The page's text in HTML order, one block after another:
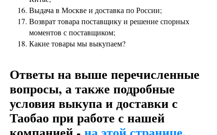
Выдача в Москве и доставка по России;
Возврат товара поставщику и решение спорных
моментов с поставщиком;
Какие товары мы выкупаем?
Ответы на выше перечисленные
вопросы, а также подробные
условия выкупа и доставки с
Таобао при работе с нашей